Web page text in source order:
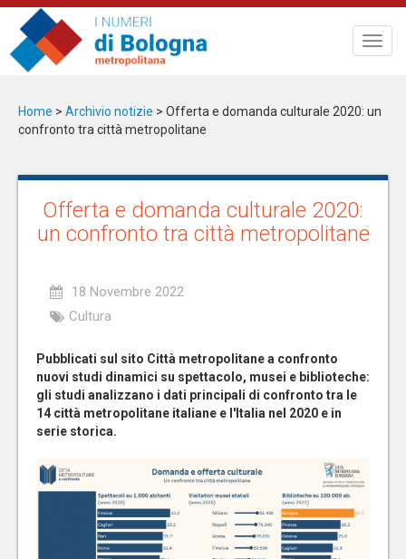
Salta
contenuto
principale
Home > Archivio notizie > Offerta e domanda culturale 2020: un
confronto tra città metropolitane
Offerta e domanda culturale 2020:
un confronto tra città metropolitane
18 Novembre 2022
Cultura
Pubblicati sul sito Città metropolitane a confronto
nuovi studi dinamici su spettacolo, musei e biblioteche:
gli studi analizzano i dati principali di confronto tra le
14 città metropolitane italiane e l'Italia nel 2020 e in
serie storica.